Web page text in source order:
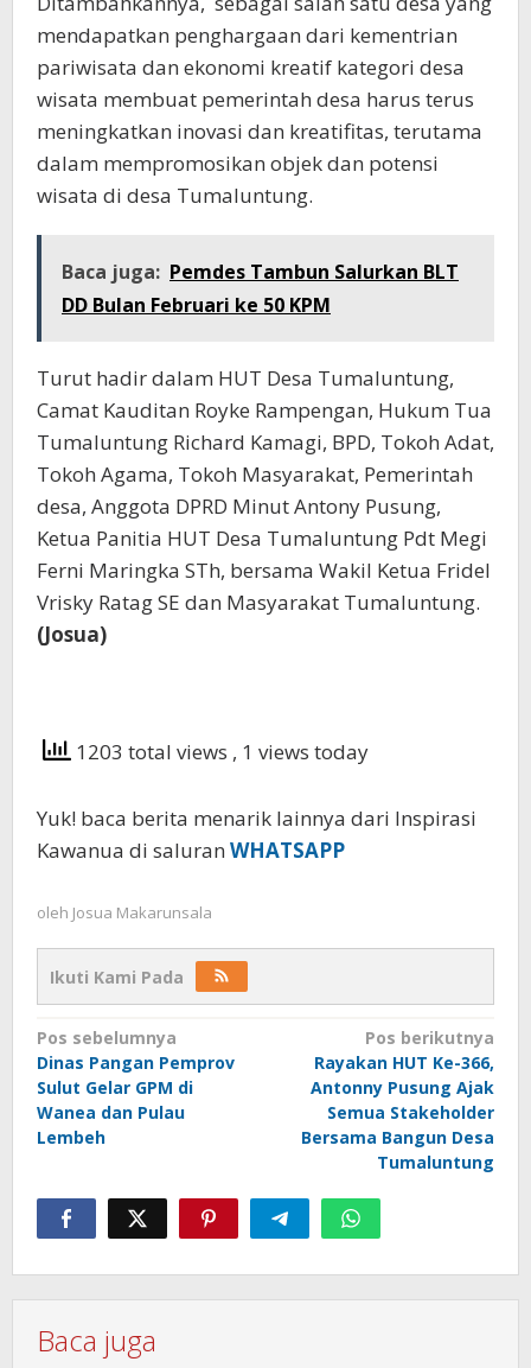
mendapatkan penghargaan dari kementrian
pariwisata dan ekonomi kreatif kategori desa
wisata membuat pemerintah desa harus terus
meningkatkan inovasi dan kreatifitas, terutama
dalam mempromosikan objek dan potensi
wisata di desa Tumaluntung.
Baca juga: Pemdes Tambun Salurkan BLT
DD Bulan Februari ke 50 KPM
Turut hadir dalam HUT Desa Tumaluntung,
Camat Kauditan Royke Rampengan, Hukum Tua
Tumaluntung Richard Kamagi, BPD, Tokoh Adat,
Tokoh Agama, Tokoh Masyarakat, Pemerintah
desa, Anggota DPRD Minut Antony Pusung,
Ketua Panitia HUT Desa Tumaluntung Pdt Megi
Ferni Maringka STh, bersama Wakil Ketua Fridel
Vrisky Ratag SE dan Masyarakat Tumaluntung.
(Josua)
1203 total views , 1 views today
Yuk! baca berita menarik lainnya dari Inspirasi
Kawanua di saluran WHATSAPP
oleh Josua Makarunsala
Ikuti Kami Pada
Navigasi
pos
Pos sebelumnya
Dinas Pangan Pemprov
Sulut Gelar GPM di
Wanea dan Pulau
Lembeh
Pos berikutnya
Rayakan HUT Ke-366,
Antonny Pusung Ajak
Semua Stakeholder
Bersama Bangun Desa
Tumaluntung
Baca juga